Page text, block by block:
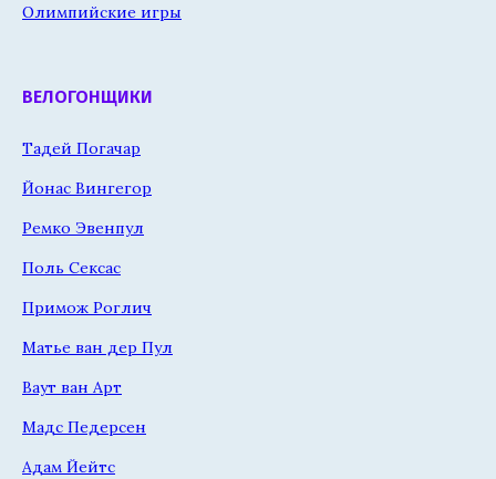
Олимпийские игры
ВЕЛОГОНЩИКИ
Тадей Погачар
Йонас Вингегор
Ремко Эвенпул
Поль Сексас
Примож Роглич
Матье ван дер Пул
Ваут ван Арт
Мадс Педерсен
Адам Йейтс